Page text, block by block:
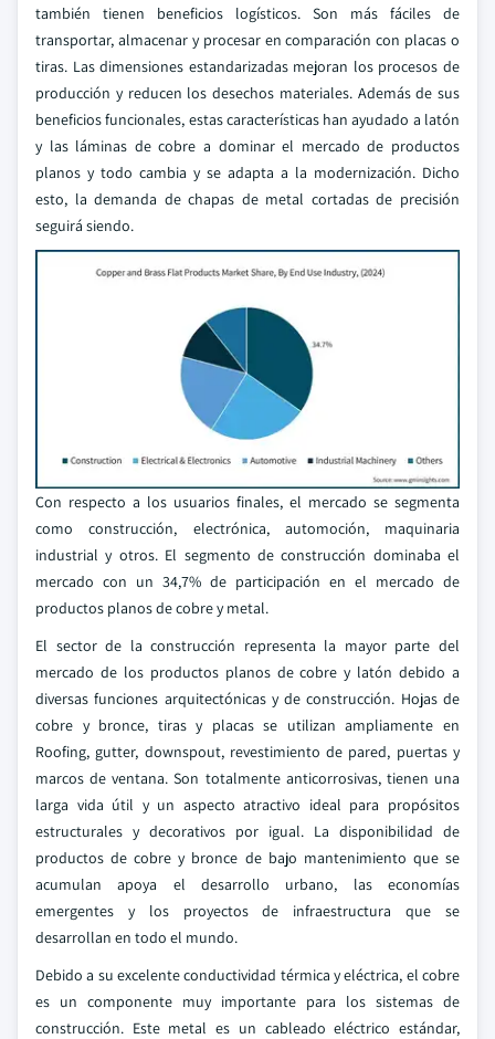
también tienen beneficios logísticos. Son más fáciles de
transportar, almacenar y procesar en comparación con placas o
tiras. Las dimensiones estandarizadas mejoran los procesos de
producción y reducen los desechos materiales. Además de sus
beneficios funcionales, estas características han ayudado a latón
y las láminas de cobre a dominar el mercado de productos
planos y todo cambia y se adapta a la modernización. Dicho
esto, la demanda de chapas de metal cortadas de precisión
seguirá siendo.
Con respecto a los usuarios finales, el mercado se segmenta
como construcción, electrónica, automoción, maquinaria
industrial y otros. El segmento de construcción dominaba el
mercado con un 34,7% de participación en el mercado de
productos planos de cobre y metal.
El sector de la construcción representa la mayor parte del
mercado de los productos planos de cobre y latón debido a
diversas funciones arquitectónicas y de construcción. Hojas de
cobre y bronce, tiras y placas se utilizan ampliamente en
Roofing, gutter, downspout, revestimiento de pared, puertas y
marcos de ventana. Son totalmente anticorrosivas, tienen una
larga vida útil y un aspecto atractivo ideal para propósitos
estructurales y decorativos por igual. La disponibilidad de
productos de cobre y bronce de bajo mantenimiento que se
acumulan apoya el desarrollo urbano, las economías
emergentes y los proyectos de infraestructura que se
desarrollan en todo el mundo.
Debido a su excelente conductividad térmica y eléctrica, el cobre
es un componente muy importante para los sistemas de
construcción. Este metal es un cableado eléctrico estándar,